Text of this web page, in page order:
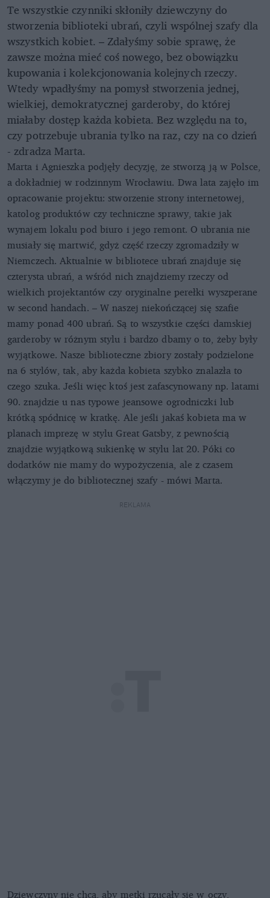
Te wszystkie czynniki skłoniły dziewczyny do
stworzenia biblioteki ubrań, czyli wspólnej szafy dla
wszystkich kobiet. – Zdałyśmy sobie sprawę, że
zawsze można mieć coś nowego, bez obowiązku
kupowania i kolekcjonowania kolejnych rzeczy.
Wtedy wpadłyśmy na pomysł stworzenia jednej,
wielkiej, demokratycznej garderoby, do której
miałaby dostęp każda kobieta. Bez względu na to,
czy potrzebuje ubrania tylko na raz, czy na co dzień
- zdradza Marta.
Marta i Agnieszka podjęły decyzję, że stworzą ją w Polsce,
a dokładniej w rodzinnym Wrocławiu. Dwa lata zajęło im
opracowanie projektu: stworzenie strony internetowej,
katolog produktów czy techniczne sprawy, takie jak
wynajem lokalu pod biuro i jego remont. O ubrania nie
musiały się martwić, gdyż część rzeczy zgromadziły w
Niemczech. Aktualnie w bibliotece ubrań znajduje się
czterysta ubrań, a wśród nich znajdziemy rzeczy od
wielkich projektantów czy oryginalne perełki wyszperane
w second handach. – W naszej niekończącej się szafie
mamy ponad 400 ubrań. Są to wszystkie części damskiej
garderoby w różnym stylu i bardzo dbamy o to, żeby były
wyjątkowe. Nasze biblioteczne zbiory zostały podzielone
na 6 stylów, tak, aby każda kobieta szybko znalazła to
czego szuka. Jeśli więc ktoś jest zafascynowany np. latami
90. znajdzie u nas typowe jeansowe ogrodniczki lub
krótką spódnicę w kratkę. Ale jeśli jakaś kobieta ma w
planach imprezę w stylu Great Gatsby, z pewnością
znajdzie wyjątkową sukienkę w stylu lat 20. Póki co
dodatków nie mamy do wypożyczenia, ale z czasem
włączymy je do bibliotecznej szafy - mówi Marta.
REKLAMA
Dziewczyny nie chcą, aby metki rzucały się w oczy,